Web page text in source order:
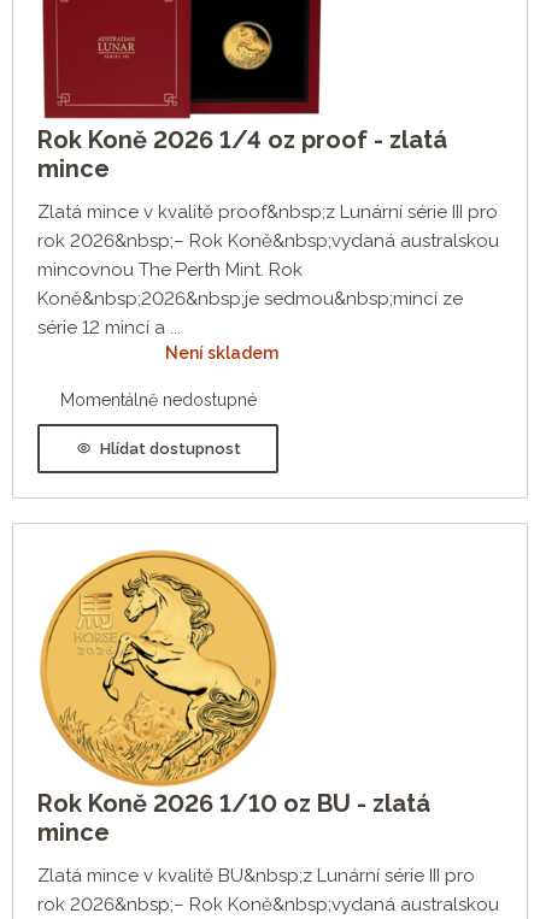
Rok Koně 2026 1/4 oz proof - zlatá
mince
Zlatá mince v kvalitě proof&nbsp;z Lunární série III pro
rok 2026&nbsp;– Rok Koně&nbsp;vydaná australskou
mincovnou The Perth Mint. Rok
Koně&nbsp;2026&nbsp;je sedmou&nbsp;mincí ze
série 12 mincí a ...
Není skladem
Momentálně nedostupné
Hlídat dostupnost
Rok Koně 2026 1/10 oz BU - zlatá
mince
Zlatá mince v kvalitě BU&nbsp;z Lunární série III pro
rok 2026&nbsp;– Rok Koně&nbsp;vydaná australskou